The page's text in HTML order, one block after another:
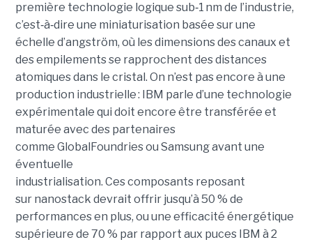
première technologie logique sub‑1 nm de l’industrie,
c’est‑à‑dire une miniaturisation basée sur une
échelle d’angström, où les dimensions des canaux et
des empilements se rapprochent des distances
atomiques dans le cristal. On n’est pas encore à une
production industrielle : IBM parle d’une technologie
expérimentale qui doit encore être transférée et
maturée avec des partenaires
comme GlobalFoundries ou Samsung avant une
éventuelle
industrialisation. Ces composants reposant
sur nanostack devrait offrir jusqu’à 50 % de
performances en plus, ou une efficacité énergétique
supérieure de 70 % par rapport aux puces IBM à 2